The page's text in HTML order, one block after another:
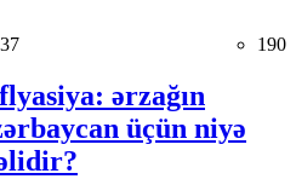
190
ərzağın
üçün niyə